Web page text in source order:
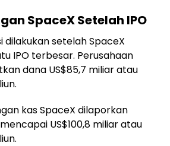
SpaceX Setelah IPO
dilakukan setelah SpaceX
IPO terbesar. Perusahaan
dana US$85,7 miliar atau
kas SpaceX dilaporkan
US$100,8 miliar atau